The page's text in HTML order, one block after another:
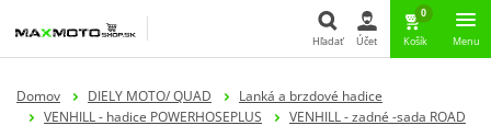
Hľadať Účet
0
Košík Menu
Domov DIELY MOTO/ QUAD
Lanká a brzdové hadice
VENHILL - hadice POWERHOSEPLUS
VENHILL - zadné -sada ROAD